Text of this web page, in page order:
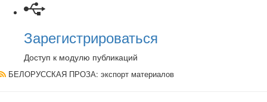
Зарегистрироваться
Доступ к модулю публикаций
БЕЛОРУССКАЯ ПРОЗА: экспорт материалов